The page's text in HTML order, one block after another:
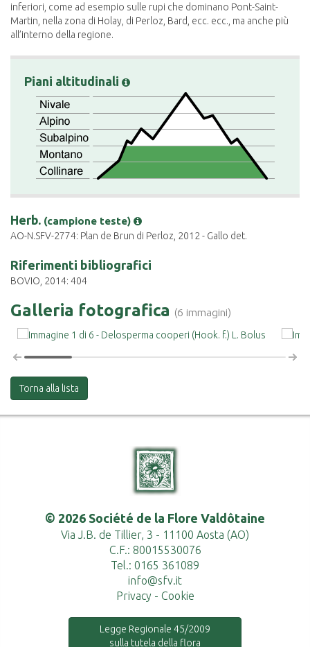
inferiori, come ad esempio sulle rupi che dominano Pont-Saint-
Martin, nella zona di Holay, di Perloz, Bard, ecc. ecc., ma anche più
all’interno della regione.
Piani altitudinali
Herb. (campione teste)
AO-N.SFV-2774: Plan de Brun di Perloz, 2012 - Gallo det.
Riferimenti bibliografici
BOVIO, 2014: 404
Galleria fotografica (6 immagini)
Torna alla lista
© 2026 Société de la Flore Valdôtaine
Via J.B. de Tillier, 3 - 11100 Aosta (AO)
C.F.: 80015530076
Tel.: 0165 361089
info@sfv.it
Privacy - Cookie
Legge Regionale 45/2009
sulla tutela della flora